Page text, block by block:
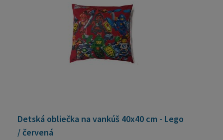
Detská obliečka na vankúš 40x40 cm - Lego
/ červená